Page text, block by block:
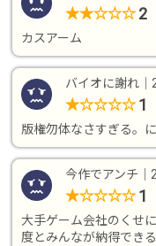
★★☆☆☆ 2
カスアーム
バイオに謝れ
★☆☆☆☆ 1
版権勿体なさすぎる。
今作でアンチ
★☆☆☆☆ 1
大手ゲーム会社のくせ
度とみんなが納得でき